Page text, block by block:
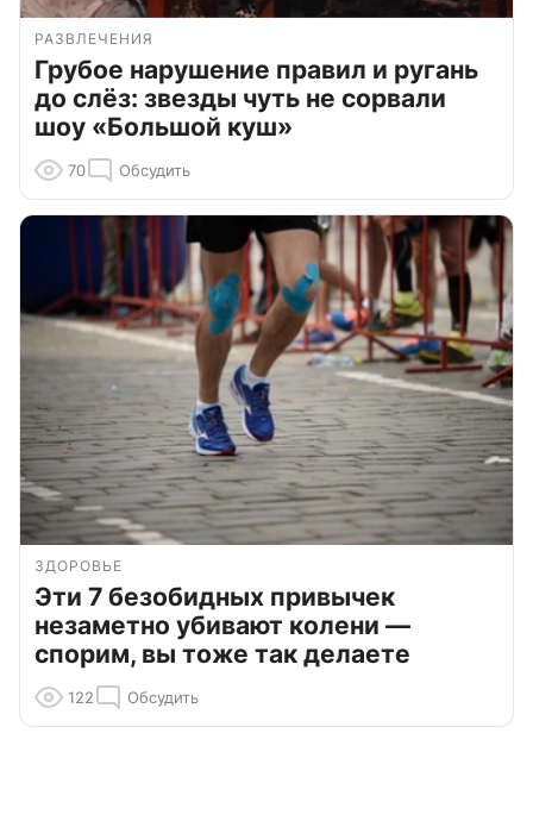
РАЗВЛЕЧЕНИЯ
Грубое нарушение правил и ругань
до слёз: звезды чуть не сорвали
шоу «Большой куш»
70 Обсудить
ЗДОРОВЬЕ
Эти 7 безобидных привычек
незаметно убивают колени —
спорим, вы тоже так делаете
122 Обсудить